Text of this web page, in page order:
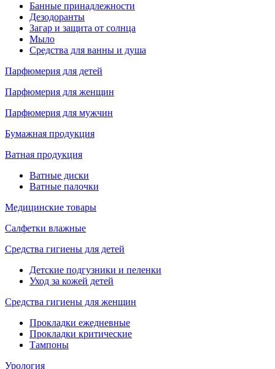
Банные принадлежности
Дезодоранты
Загар и защита от солнца
Мыло
Средства для ванны и душа
Парфюмерия для детей
Парфюмерия для женщин
Парфюмерия для мужчин
Бумажная продукция
Ватная продукция
Ватные диски
Ватные палочки
Медицинские товары
Салфетки влажные
Средства гигиены для детей
Детские подгузники и пеленки
Уход за кожей детей
Средства гигиены для женщин
Прокладки ежедневные
Прокладки критические
Тампоны
Урология